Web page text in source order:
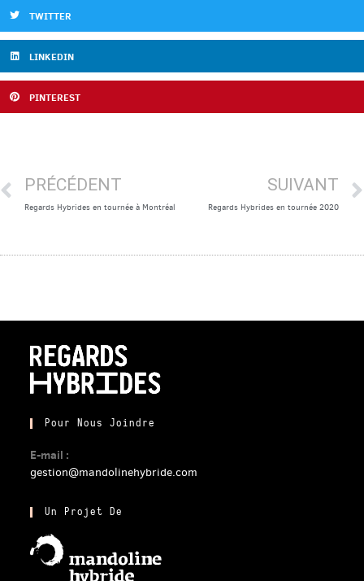
TWITTER
LINKEDIN
PINTEREST
PRÉCÉDENT
Regards Hybrides en tournée à Montréal
SUIVANT
Regards Hybrides en tournée 2020
Pour Nous Joindre
E-mail :
gestion@mandolinehybride.com
Un Projet De